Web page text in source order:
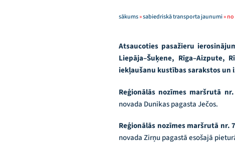
sākums»sabiedriskā transporta jaunumi»
Atsaucoties pasažieru
Liepāja–Šuķene, Rīga–Aizpute,
iekļaušanu kustības sarakstos un
Reģionālās nozīmes maršrutā
novada Dunikas pagasta Ječos.
Reģionālās nozīmes maršrutā nr.
novada Zirņu pagastā esošajā